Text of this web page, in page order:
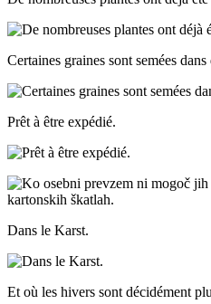
Certaines graines sont semées
Prêt à être expédié.
Dans le Karst.
Et où les hivers sont décidément